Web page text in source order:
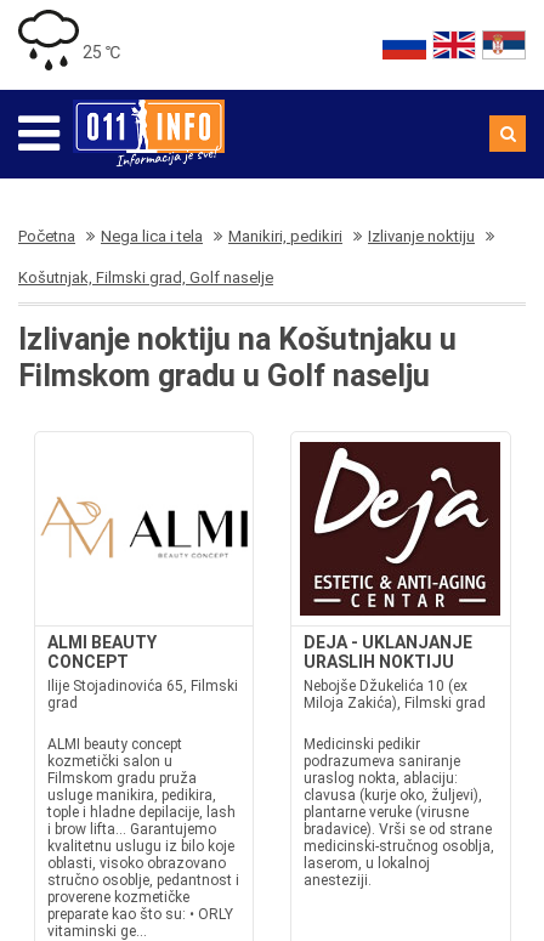
25 ℃
Početna Nega lica i tela Manikiri, pedikiri Izlivanje noktiju
Košutnjak, Filmski grad, Golf naselje
Izlivanje noktiju na Košutnjaku u
Filmskom gradu u Golf naselju
ALMI BEAUTY
CONCEPT
Ilije Stojadinovića 65, Filmski
grad
ALMI beauty concept
kozmetički salon u
Filmskom gradu pruža
usluge manikira, pedikira,
tople i hladne depilacije, lash
i brow lifta... Garantujemo
kvalitetnu uslugu iz bilo koje
oblasti, visoko obrazovano
stručno osoblje, pedantnost i
proverene kozmetičke
preparate kao što su: • ORLY
vitaminski ge...
DEJA - UKLANJANJE
URASLIH NOKTIJU
Nebojše Džukelića 10 (ex
Miloja Zakića), Filmski grad
Medicinski pedikir
podrazumeva saniranje
uraslog nokta, ablaciju:
clavusa (kurje oko, žuljevi),
plantarne veruke (virusne
bradavice). Vrši se od strane
medicinski-stručnog osoblja,
laserom, u lokalnoj
anesteziji.